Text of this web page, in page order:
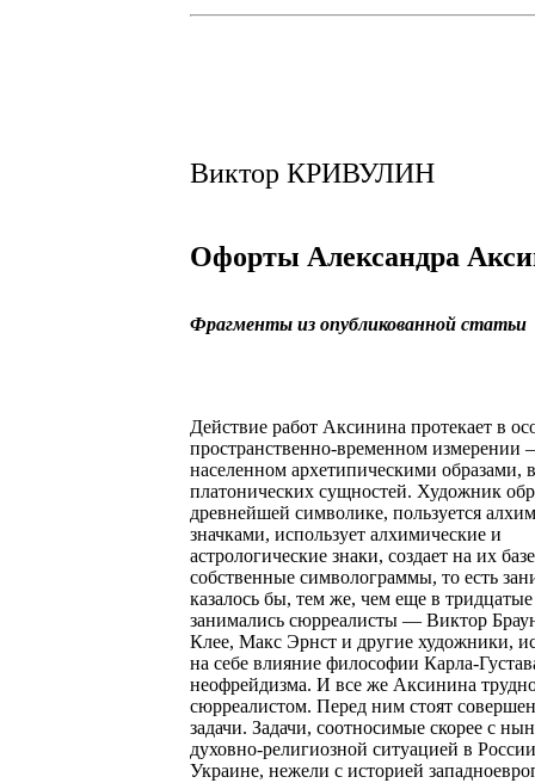
Виктор КРИВУЛИН
Офорты Александра
Фрагменты из опубликованной статьи
Действие работ Аксинина протекает в
пространственно-временном измерении
населенном архетипическими образами,
платонических сущностей. Художник
древнейшей символике, пользуется
значками, использует алхимические и
астрологические знаки, создает на их базе
собственные символограммы, то есть
казалось бы, тем же, чем еще в
занимались сюрреалисты — Виктор
Клее, Макс Эрнст и другие художники,
на себе влияние философии Карла-
неофрейдизма. И все же Аксинина трудно
сюрреалистом. Перед ним стоят
задачи. Задачи, соотносимые скорее с
духовно-религиозной ситуацией в
Украине, нежели с историей